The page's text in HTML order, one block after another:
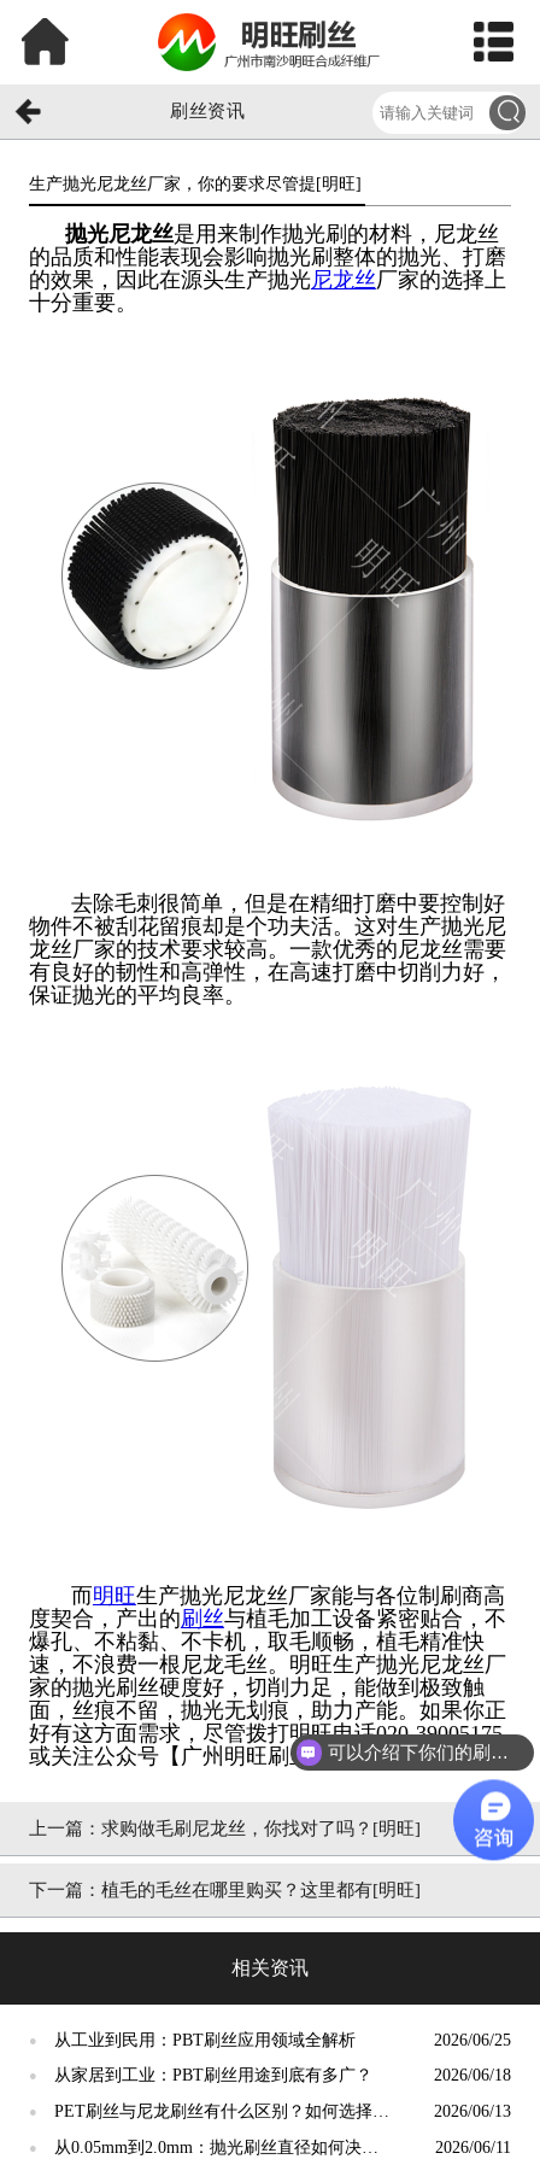
刷丝资讯
生产抛光尼龙丝厂家，你的要求尽管提[明旺]​
抛光尼龙丝是用来制作抛光刷的材料，尼龙丝
的品质和性能表现会影响抛光刷整体的抛光、打磨
的效果，因此在源头生产抛光尼龙丝厂家的选择上
十分重要。
去除毛刺很简单，但是在精细打磨中要控制好
物件不被刮花留痕却是个功夫活。这对生产抛光尼
龙丝厂家的技术要求较高。一款优秀的尼龙丝需要
有良好的韧性和高弹性，在高速打磨中切削力好，
保证抛光的平均良率。
而明旺生产抛光尼龙丝厂家能与各位制刷商高
度契合，产出的刷丝与植毛加工设备紧密贴合，不
爆孔、不粘黏、不卡机，取毛顺畅，植毛精准快
速，不浪费一根尼龙毛丝。明旺生产抛光尼龙丝厂
家的抛光刷丝硬度好，切削力足，能做到极致触
面，丝痕不留，抛光无划痕，助力产能。如果你正
好有这方面需求，尽管拨打明旺电话020-39005175
或关注公众号【广州明旺刷丝】进行咨询！
上一篇： 求购做毛刷尼龙丝，你找对了吗？[明旺]
下一篇： 植毛的毛丝在哪里购买？这里都有[明旺]
相关资讯
● 从工业到民用：PBT刷丝应用领域全解析 2026/06/25
● 从家居到工业：PBT刷丝用途到底有多广？ 2026/06/18
●
PET刷丝与尼龙刷丝有什么区别？如何选择更
合适？
2026/06/13
●
从0.05mm到2.0mm：抛光刷丝直径如何决定
2026/06/11
可以介绍下你们的刷丝吗？